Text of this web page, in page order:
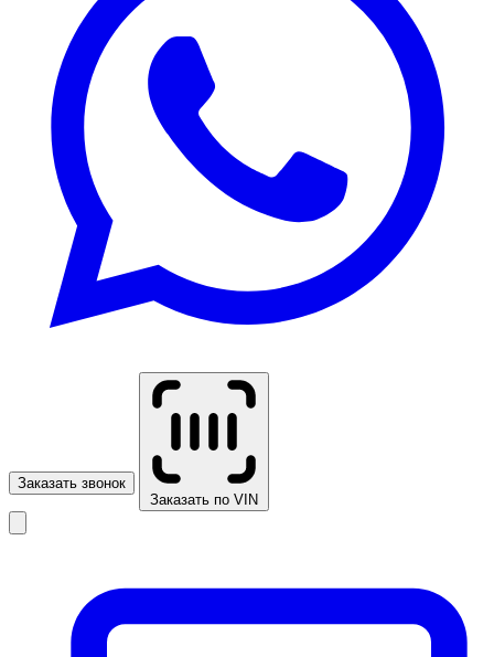
Заказать звонок
Заказать по VIN